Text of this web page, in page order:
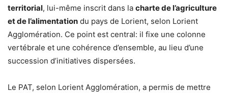
territorial, lui-même inscrit dans la charte de l’agriculture
et de l’alimentation du pays de Lorient, selon Lorient
Agglomération. Ce point est central: il fixe une colonne
vertébrale et une cohérence d’ensemble, au lieu d’une
succession d’initiatives dispersées.
Le PAT, selon Lorient Agglomération, a permis de mettre